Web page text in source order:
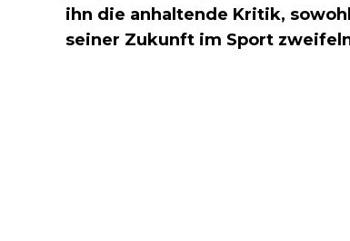
ihn die anhaltende Kritik,
seiner Zukunft im Sport